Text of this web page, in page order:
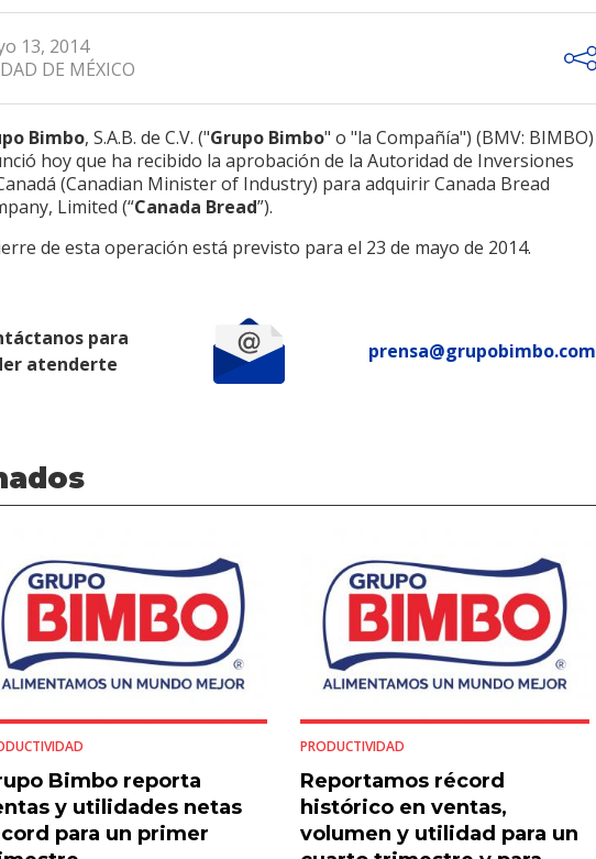
13, 2014
DE MÉXICO
Bimbo, S.A.B. de C.V. ("Grupo Bimbo" o "la Compañía") (BMV: BIMBO)
hoy que ha recibido la aprobación de la Autoridad de Inversiones
(Canadian Minister of Industry) para adquirir Canada Bread
Limited (“Canada Bread”).
de esta operación está previsto para el 23 de mayo de 2014.
para
atenderte
prensa@grupobimbo.com
Bimbo reporta
y utilidades netas
para un primer
PRODUCTIVIDAD
Reportamos récord
histórico en ventas,
volumen y utilidad para un